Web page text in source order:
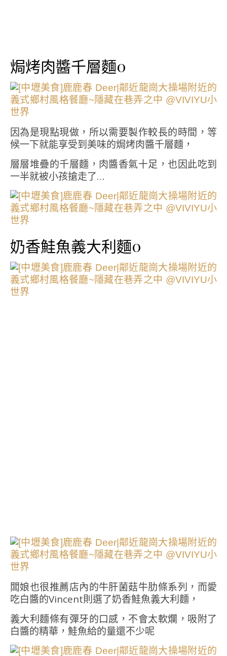
焗烤肉醬千層麵0
因為是現點現做，所以需要製作較長的時間，等
候一下就能享受到美味的焗烤肉醬千層麵，
層層堆疊的千層麵，肉醬香氣十足，也因此吃到
一半就被小孩搶走了…
奶香鮭魚義大利麵0
闆娘也很推薦店內的牛肝菌菇牛肋條系列，而愛
吃白醬的Vincent則選了奶香鮭魚義大利麵，
義大利麵條有彈牙的口感，不會太軟爛，吸附了
白醬的精華，鮭魚給的量還不少呢